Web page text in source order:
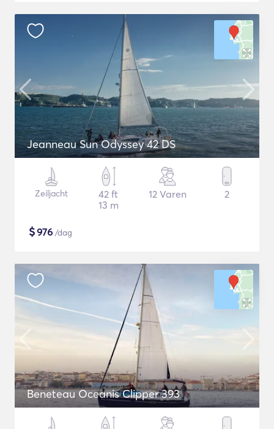
Jeanneau Sun Odyssey 42 DS
Zeiljacht
42 ft
13 m
12 Varen 2
$976 /dag
Beneteau Oceanis Clipper 393